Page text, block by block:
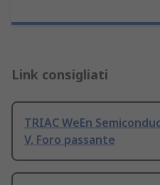
Link consigliati
TRIAC WeEn
V, Foro passante